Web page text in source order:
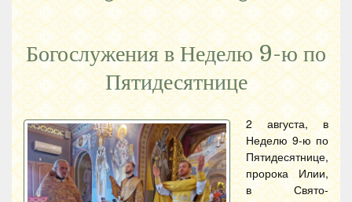
Богослужения в Неделю 9-ю по
Пятидесятнице
2 августа, в
Неделю 9-ю по
Пятидесятнице,
пророка Илии,
в Свято-